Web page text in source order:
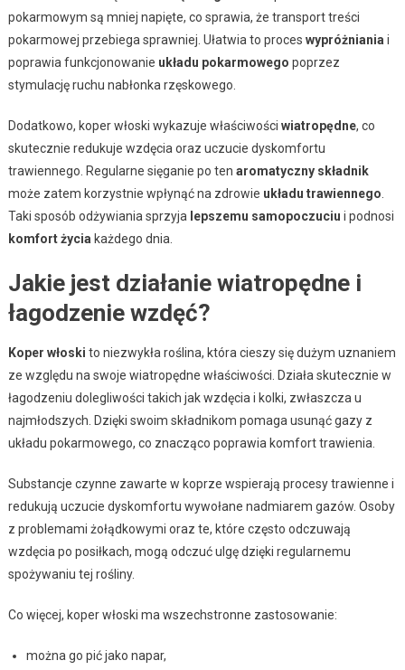
pokarmowym są mniej napięte, co sprawia, że transport treści
pokarmowej przebiega sprawniej. Ułatwia to proces wypróżniania i
poprawia funkcjonowanie układu pokarmowego poprzez
stymulację ruchu nabłonka rzęskowego.
Dodatkowo, koper włoski wykazuje właściwości wiatropędne, co
skutecznie redukuje wzdęcia oraz uczucie dyskomfortu
trawiennego. Regularne sięganie po ten aromatyczny składnik
może zatem korzystnie wpłynąć na zdrowie układu trawiennego
Taki sposób odżywiania sprzyja lepszemu samopoczuciu i podnosi
komfort życia każdego dnia.
Jakie jest działanie wiatropędne i
łagodzenie wzdęć?
Koper włoski to niezwykła roślina, która cieszy się dużym uznaniem
ze względu na swoje wiatropędne właściwości. Działa skutecznie w
łagodzeniu dolegliwości takich jak wzdęcia i kolki, zwłaszcza u
najmłodszych. Dzięki swoim składnikom pomaga usunąć gazy z
układu pokarmowego, co znacząco poprawia komfort trawienia.
Substancje czynne zawarte w koprze wspierają procesy trawienne i
redukują uczucie dyskomfortu wywołane nadmiarem gazów. Osoby
z problemami żołądkowymi oraz te, które często odczuwają
wzdęcia po posiłkach, mogą odczuć ulgę dzięki regularnemu
spożywaniu tej rośliny.
Co więcej, koper włoski ma wszechstronne zastosowanie:
można go pić jako napar,